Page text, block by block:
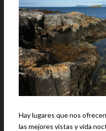
Hay lugares que nos
las mejores vistas y vida